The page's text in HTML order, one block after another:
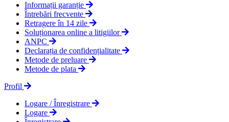
Informații garanție
Întrebări frecvente
Retragere în 14 zile
Soluționarea online a litigiilor
ANPC
Declarația de confidențialitate
Metode de preluare
Metode de plata
Profil
Logare / Înregistrare
Logare